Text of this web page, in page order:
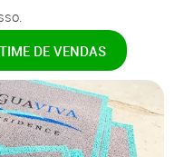
TIME DE VENDAS